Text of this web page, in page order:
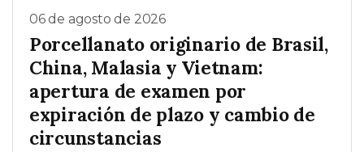
06 de agosto de 2026
Porcellanato originario de Brasil,
China, Malasia y Vietnam:
apertura de examen por
expiración de plazo y cambio de
circunstancias